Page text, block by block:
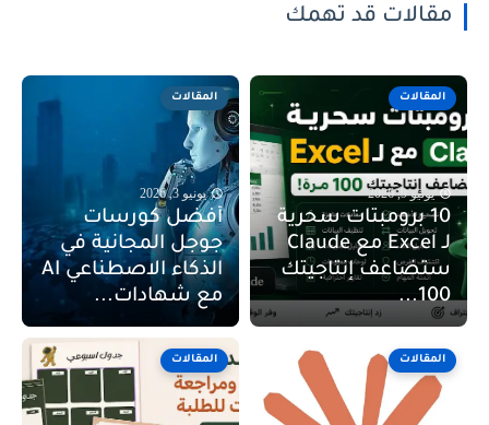
مقالات قد تهمك
المقالات
يونيو 9, 2026
10 برومبتات سحرية
لـ Excel مع Claude
ستضاعف إنتاجيتك
100...
المقالات
يونيو 3, 2026
أفضل كورسات
جوجل المجانية في
الذكاء الاصطناعي AI
مع شهادات...
المقالات المقالات